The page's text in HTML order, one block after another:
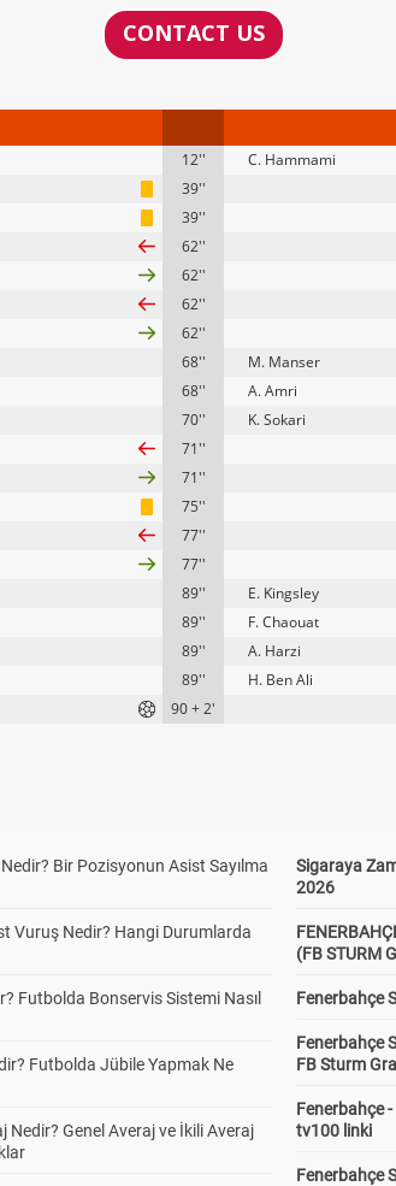
CONTACT US
12''
C. Hammami
39''
39''
62''
62''
62''
62''
68''
M. Manser
68''
A. Amri
70''
K. Sokari
71''
71''
75''
77''
77''
89''
E. Kingsley
89''
F. Chaouat
89''
A. Harzi
89''
H. Ben Ali
90 + 2'
Bir Pozisyonun Asist Sayılma
Vuruş Nedir? Hangi Durumlarda
Futbolda Bonservis Sistemi Nasıl
Futbolda Jübile Yapmak Ne
Nedir? Genel Averaj ve İkili Averaj
Sigaraya
2026
(FB STURM
Fenerbahçe
Fenerbahçe
FB Sturm
Fenerbahçe
tv100 linki
Fenerbahçe